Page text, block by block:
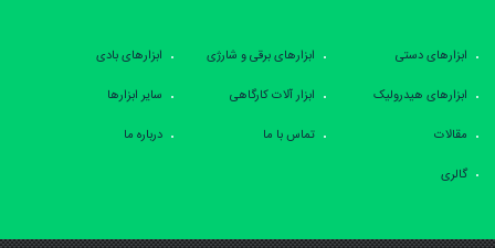
ابزارهای دستی ابزارهای برقی و شارژی
ابزارهای بادی
ابزارهای هیدرولیک
ابزار آلات کارگاهی
سایر ابزارها
مقالات
تماس با ما
درباره ما
گالری